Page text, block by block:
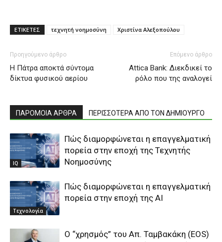
ΕΤΙΚΕΤΕΣ τεχνητή νοημοσύνη Χριστίνα Αλεξοπούλου
Προηγούμενο άρθρο
H Πάτρα αποκτά σύντομα
δίκτυα φυσικού αερίου
Επόμενο άρθρο
Attica Bank: Διεκδικεί το
ρόλο που της αναλογεί
ΠΑΡΟΜΟΙΑ ΑΡΘΡΑ ΠΕΡΙΣΣΟΤΕΡΑ ΑΠΟ ΤΟΝ ΔΗΜΙΟΥΡΓΟ
IQ
Πώς διαμορφώνεται η επαγγελματική
πορεία στην εποχή της Τεχνητής
Νοημοσύνης
Τεχνολογία
Πώς διαμορφώνεται η επαγγελματική
πορεία στην εποχή της ΑΙ
O “χρησμός” του Απ. Ταμβακάκη (ΕΟS)